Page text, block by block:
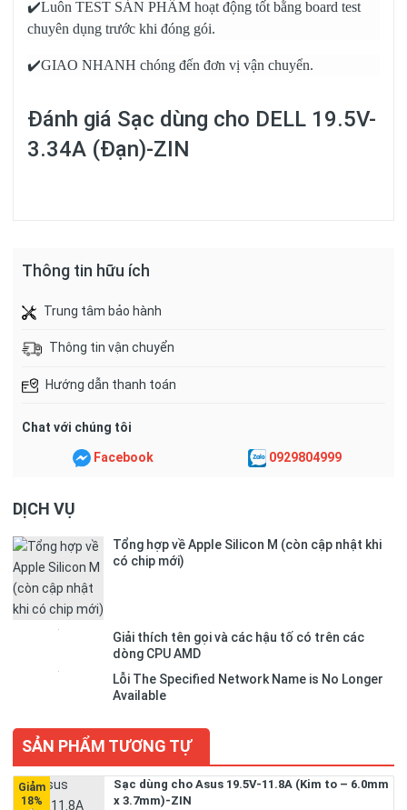
✔️Luôn TEST SẢN PHẨM hoạt động tốt bằng board test
chuyên dụng trước khi đóng gói.
✔️GIAO NHANH chóng đến đơn vị vận chuyển.
Đánh giá Sạc dùng cho DELL 19.5V-
3.34A (Đạn)-ZIN
Thông tin hữu ích
Trung tâm bảo hành
Thông tin vận chuyển
Hướng dẫn thanh toán
Chat với chúng tôi
Facebook 0929804999
DỊCH VỤ
Tổng hợp về Apple Silicon M (còn cập nhật khi
có chip mới)
Giải thích tên gọi và các hậu tố có trên các
dòng CPU AMD
Lỗi The Specified Network Name is No Longer
SẢN PHẨM TƯƠNG TỰ
Sạc dùng cho Asus 19.5V-11.8A (Kim to – 6.0mm